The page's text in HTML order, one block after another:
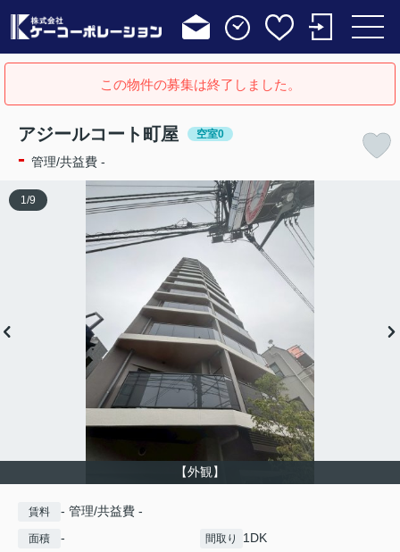
この物件の募集は終了しました。
アジールコート町屋 空室0
- 管理/共益費 -
【外観】
1 /9
賃料 - 管理/共益費 -
面積 - 間取り 1DK